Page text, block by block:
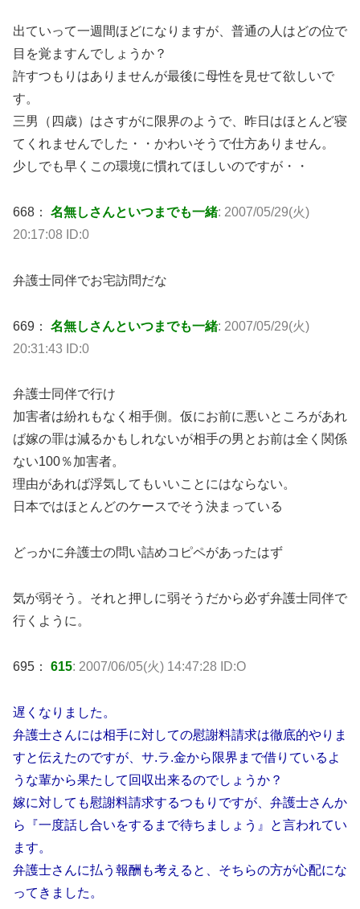
出ていって一週間ほどになりますが、普通の人はどの位で
目を覚ますんでしょうか？
許すつもりはありませんが最後に母性を見せて欲しいで
す。
三男（四歳）はさすがに限界のようで、昨日はほとんど寝
てくれませんでした・・かわいそうで仕方ありません。
少しでも早くこの環境に慣れてほしいのですが・・
668： 名無しさんといつまでも一緒: 2007/05/29(火)
20:17:08 ID:0
弁護士同伴でお宅訪問だな
669： 名無しさんといつまでも一緒: 2007/05/29(火)
20:31:43 ID:0
弁護士同伴で行け
加害者は紛れもなく相手側。仮にお前に悪いところがあれ
ば嫁の罪は減るかもしれないが相手の男とお前は全く関係
ない100％加害者。
理由があれば浮気してもいいことにはならない。
日本ではほとんどのケースでそう決まっている
どっかに弁護士の問い詰めコピペがあったはず
気が弱そう。それと押しに弱そうだから必ず弁護士同伴で
行くように。
695： 615: 2007/06/05(火) 14:47:28 ID:O
遅くなりました。
弁護士さんには相手に対しての慰謝料請求は徹底的やりま
すと伝えたのですが、サ.ラ.金から限界まで借りているよ
うな輩から果たして回収出来るのでしょうか？
嫁に対しても慰謝料請求するつもりですが、弁護士さんか
ら『一度話し合いをするまで待ちましょう』と言われてい
ます。
弁護士さんに払う報酬も考えると、そちらの方が心配にな
ってきました。